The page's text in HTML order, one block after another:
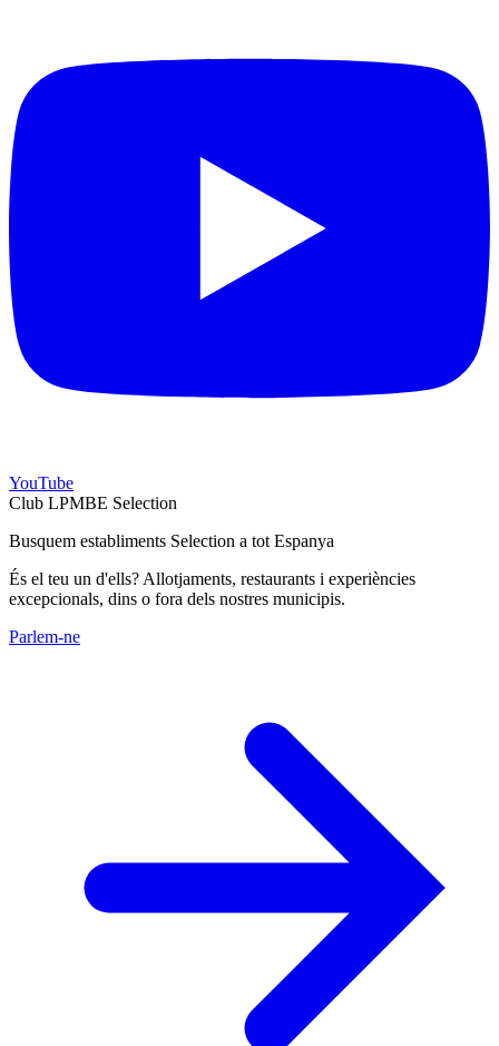
YouTube
Club LPMBE Selection
Busquem establiments Selection a tot Espanya
És el teu un d'ells? Allotjaments, restaurants i experiències
excepcionals, dins o fora dels nostres municipis.
Parlem-ne